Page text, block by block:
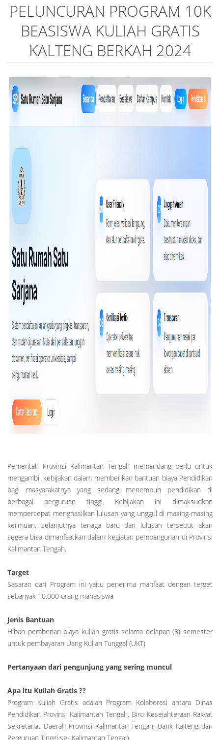
PELUNCURAN PROGRAM 10K
BEASISWA KULIAH GRATIS
KALTENG BERKAH 2024
Pemeritah Provinsi Kalimantan Tengah memandang perlu untuk
mengambil kebijakan dalam memberikan bantuan biaya Pendidikan
bagi masyarakatnya yang sedang menempuh pendidikan di
berbagai perguruan tinggi. Kebijakan ini dimaksudkan
mempercepat menghasilkan lulusan yang unggul di masing-masing
keilmuan, selanjutnya tenaga baru dari lulusan tersebut akan
segera bisa dimanfaatkan dalam kegiatan pembangunan di Provinsi
Kalimantan Tengah.
Target
Sasaran dari Program ini yaitu penerima manfaat dengan terget
sebanyak 10.000 orang mahasiswa
Jenis Bantuan
Hibah pemberian biaya kuliah gratis selama delapan (8) semester
untuk pembayaran Uang Kuliah Tunggal (UKT)
Pertanyaan dari pengunjung yang sering muncul
Apa itu Kuliah Gratis ??
Program Kuliah Gratis adalah Program Kolaborasi antara Dinas
Pendidikan Provinsi Kalimantan Tengah, Biro Kesejahteraan Rakyat
Sekretariat Daerah Provinsi Kalimantan Tengah, Bank Kalteng dan
Perguruan Tinggi se- Kalimantan Tengah.